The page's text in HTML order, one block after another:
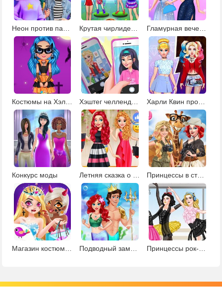
Крутая чирлидерша Гламурная вечеринка
Костюмы на Хэллоуин Харли Квин против Золушки: модная битва
Конкурс моды Принцессы в стиле сафари